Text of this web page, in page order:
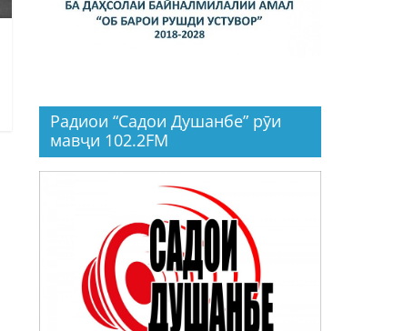
Радиои “Садои Душанбе” рӯи
мавҷи 102.2FM